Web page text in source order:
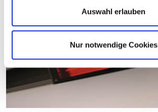
Auswahl erlauben
Nur notwendige Cookies